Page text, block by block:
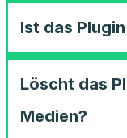
Ist das
Löscht das
Medien?